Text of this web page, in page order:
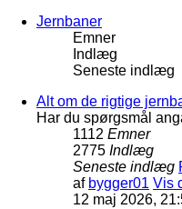
Jernbaner
Emner
Indlæg
Seneste indlæg
Alt om de rigtige
Har du spørgsmål
1112 Emner
2775 Indlæg
Seneste indlæg
af bygger01 Vis
12 maj 2026,